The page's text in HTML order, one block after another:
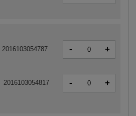
2016103054787 - +
2016103054817 - +